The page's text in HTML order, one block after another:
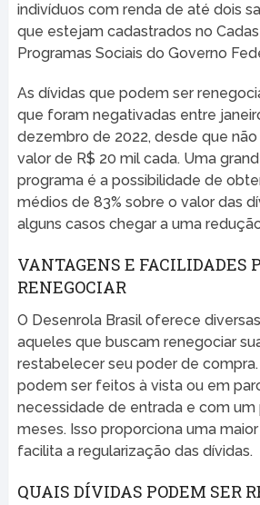
indivíduos com renda de até dois
que estejam cadastrados no
Programas Sociais do Governo
As dívidas que podem ser
que foram negativadas entre
dezembro de 2022, desde que
valor de R$ 20 mil cada. Uma
programa é a possibilidade de
médios de 83% sobre o valor das
alguns casos chegar a uma
VANTAGENS E FACILIDADES
RENEGOCIAR
O Desenrola Brasil oferece
aqueles que buscam renegociar
restabelecer seu poder de
podem ser feitos à vista ou em
necessidade de entrada e com
meses. Isso proporciona uma
facilita a regularização das dívidas.
QUAIS DÍVIDAS PODEM SER